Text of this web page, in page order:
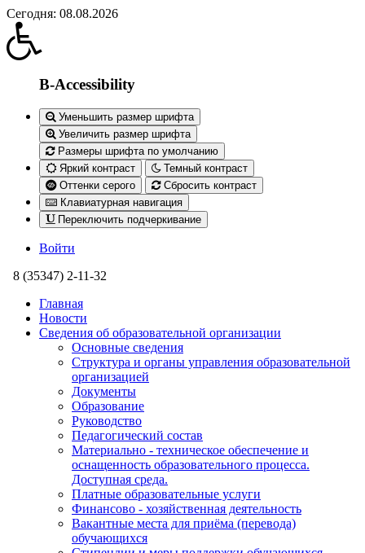
Сегодня: 08.08.2026
B-Accessibility
Уменьшить размер шрифта
Увеличить размер шрифта
Размеры шрифта по умолчанию
Яркий контраст
Темный контраст
Оттенки серого
Сбросить контраст
Клавиатурная навигация
Переключить подчеркивание
Войти
8 (35347) 2-11-32
Главная
Новости
Сведения об образовательной организации
Основные сведения
Структура и органы управления образовательной
организацией
Документы
Образование
Руководство
Педагогический состав
Материально - техническое обеспечение и
оснащенность образовательного процесса.
Доступная среда.
Платные образовательные услуги
Финансово - хозяйственная деятельность
Вакантные места для приёма (перевода)
обучающихся